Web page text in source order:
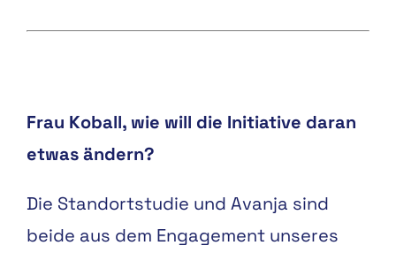
Frau Koball, wie will die Initiative daran
etwas ändern?
Die Standortstudie und Avanja sind
beide aus dem Engagement unseres